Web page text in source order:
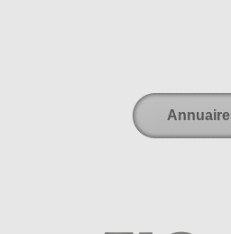
Annuaire